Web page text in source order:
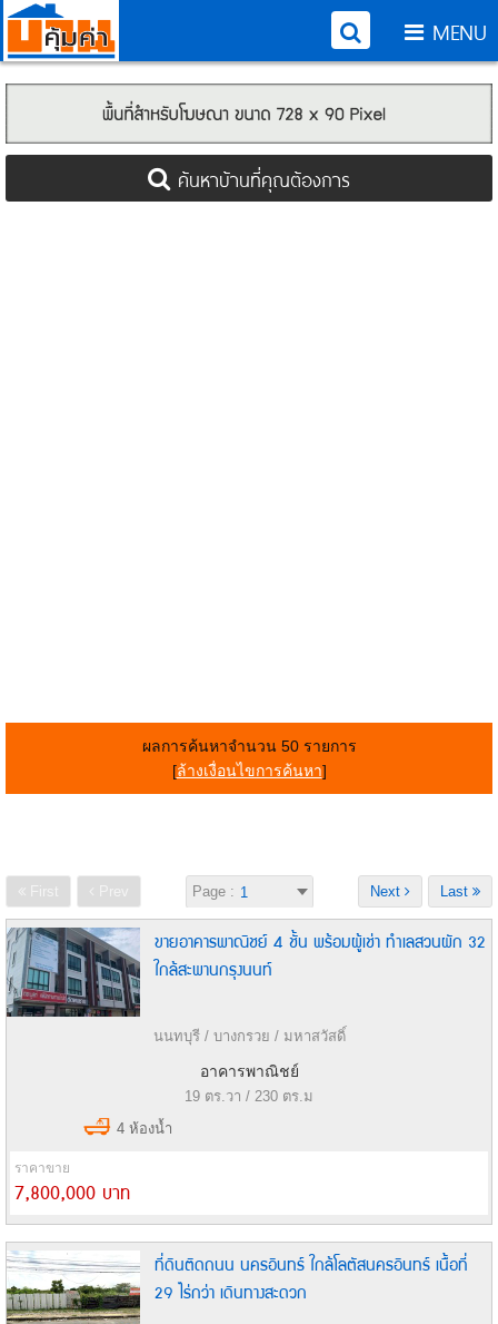
MENU
ค้นหาบ้านที่คุณต้องการ
ผลการค้นหาจำนวน 50 รายการ
[ล้างเงื่อนไขการค้นหา]
First Prev Page : Last
Next
ขายอาคารพาณิชย์ 4 ชั้น พร้อมผู้เช่า ทำเลสวนผัก 32
ใกล้สะพานกรุงนนท์
นนทบุรี / บางกรวย / มหาสวัสดิ์
อาคารพาณิชย์
19 ตร.วา / 230 ตร.ม
4 ห้องน้ำ
ราคาขาย
7,800,000 บาท
ที่ดินติดถนน นครอินทร์ ใกล้โลตัสนครอินทร์ เนื้อที่
29 ไร่กว่า เดินทางสะดวก